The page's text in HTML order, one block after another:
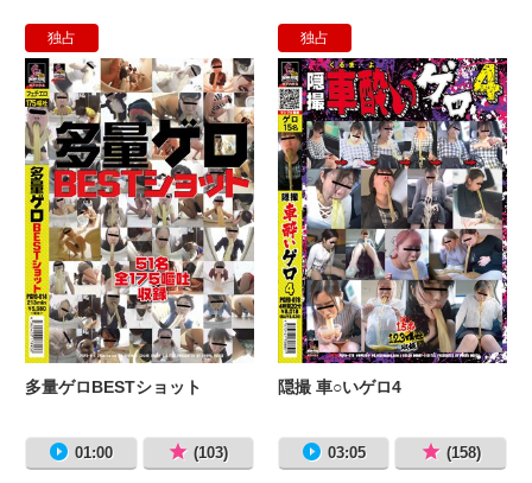
独占
多量ゲロBESTショット
多量ゲロBESTショット
01:00 (103)
独占
隠
隠撮 車○いゲロ4
03:05 (158)